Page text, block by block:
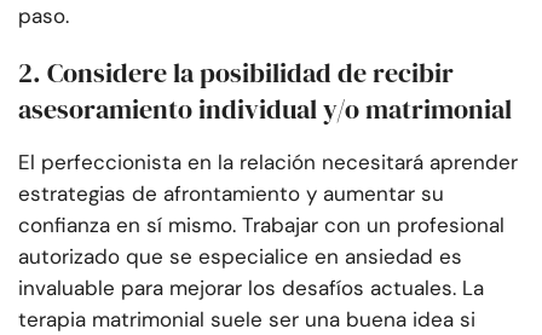
paso.
2. Considere la posibilidad de recibir
asesoramiento individual y/o matrimonial
El perfeccionista en la relación necesitará aprender
estrategias de afrontamiento y aumentar su
confianza en sí mismo. Trabajar con un profesional
autorizado que se especialice en ansiedad es
invaluable para mejorar los desafíos actuales. La
terapia matrimonial suele ser una buena idea si